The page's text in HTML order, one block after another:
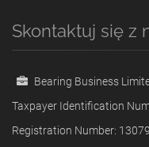
Skontaktuj się z
Bearing Business
Taxpayer Identification
Registration Number: